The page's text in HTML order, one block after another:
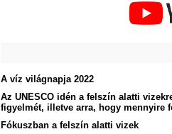
A víz világnapja 2022
Az UNESCO idén a felszín alatti
figyelmét, illetve arra, hogy mennyire
Fókuszban a felszín alatti vizek